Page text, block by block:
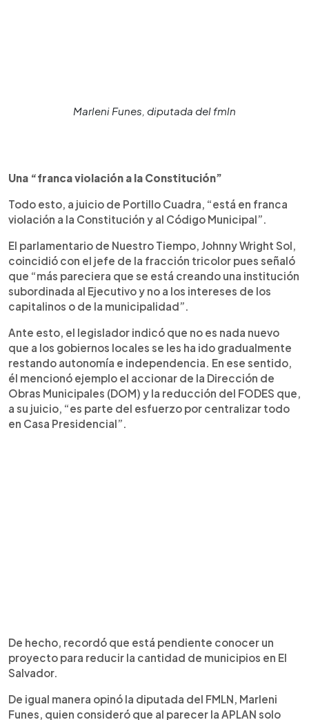
Marleni Funes, diputada del fmln
Una “franca violación a la Constitución”
Todo esto, a juicio de Portillo Cuadra, “está en franca
violación a la Constitución y al Código Municipal”.
El parlamentario de Nuestro Tiempo, Johnny Wright Sol,
coincidió con el jefe de la fracción tricolor pues señaló
que “más pareciera que se está creando una institución
subordinada al Ejecutivo y no a los intereses de los
capitalinos o de la municipalidad”.
Ante esto, el legislador indicó que no es nada nuevo
que a los gobiernos locales se les ha ido gradualmente
restando autonomía e independencia. En ese sentido,
él mencionó ejemplo el accionar de la Dirección de
Obras Municipales (DOM) y la reducción del FODES que,
a su juicio, “es parte del esfuerzo por centralizar todo
en Casa Presidencial”.
De hecho, recordó que está pendiente conocer un
proyecto para reducir la cantidad de municipios en El
Salvador.
De igual manera opinó la diputada del FMLN, Marleni
Funes, quien consideró que al parecer la APLAN solo